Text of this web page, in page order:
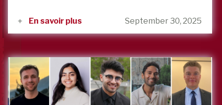
En savoir plus September 30, 2025